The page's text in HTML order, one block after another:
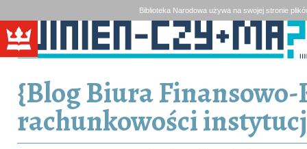
Biblioteka Narodowa używa na swojej stronie
{Blog Biura
rachunkowości